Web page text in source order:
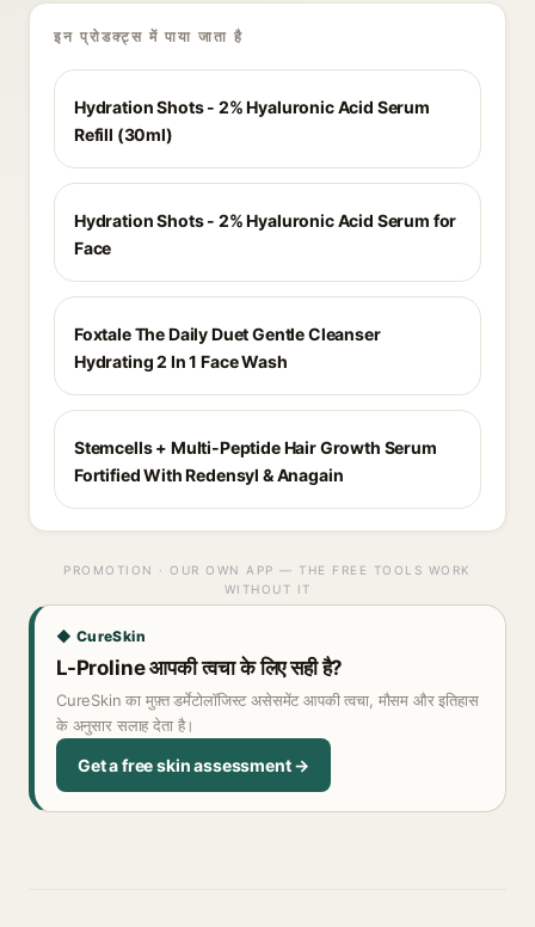
इन प्रोडक्ट्स में पाया जाता है
Hydration Shots - 2% Hyaluronic Acid Serum
Refill (30ml)
Hydration Shots - 2% Hyaluronic Acid Serum for
Face
Foxtale The Daily Duet Gentle Cleanser
Hydrating 2 In 1 Face Wash
Stemcells + Multi-Peptide Hair Growth Serum
Fortified With Redensyl & Anagain
PROMOTION · OUR OWN APP — THE FREE TOOLS WORK
WITHOUT IT
◆ CureSkin
L-Proline आपकी त्वचा के लिए सही है?
CureSkin का मुफ़्त डर्मेटोलॉजिस्ट असेसमेंट आपकी त्वचा, मौसम और इतिहास
के अनुसार सलाह देता है।
Get a free skin assessment →